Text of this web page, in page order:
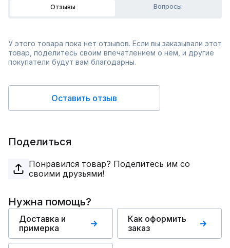
Отзывы Вопросы
У этого товара пока нет отзывов. Если вы заказывали этот
товар, поделитесь своим впечатлением о нём, и другие
покупатели будут вам благодарны.
Оставить отзыв
Поделиться
Понравился товар? Поделитесь им со
своими друзьями!
Нужна помощь?
Доставка и
примерка
Как оформить
заказ